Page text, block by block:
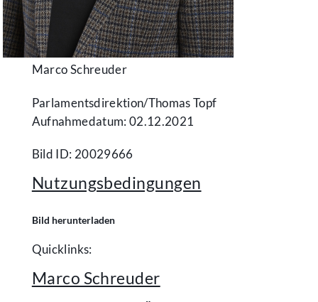
Marco Schreuder
Parlamentsdirektion/​Thomas Topf
Aufnahmedatum: 02.12.2021
Bild ID: 20029666
Nutzungsbedingungen
Bild herunterladen
Quicklinks:
Marco Schreuder